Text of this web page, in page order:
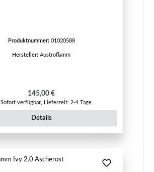
Produktnummer: 01020588
Hersteller: Austroflamm
Regulärer Preis:
145,00 €
Sofort verfügbar, Lieferzeit: 2-4 Tage
Details